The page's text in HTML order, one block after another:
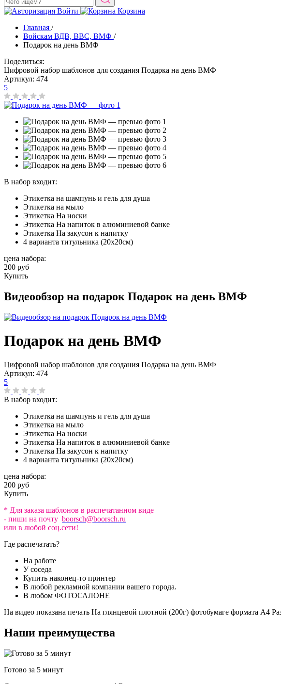
Войти
Корзина
Главная /
Войскам ВДВ, ВВС, ВМФ /
Подарок на день ВМФ
Поделиться:
Цифровой набор шаблонов для создания Подарка на день ВМФ
Артикул: 474
5
В набор входит:
Этикетка на шампунь и гель для душа
Этикетка на мыло
Этикетка На носки
Этикетка На напиток в алюминиевой банке
Этикетка На закусон к напитку
4 варианта титульника (20х20см)
цена набора:
200 руб
Купить
Видеообзор на подарок Подарок на день ВМФ
Подарок на день ВМФ
Цифровой набор шаблонов для создания Подарка на день ВМФ
Артикул: 474
5
В набор входит:
Этикетка на шампунь и гель для душа
Этикетка на мыло
Этикетка На носки
Этикетка На напиток в алюминиевой банке
Этикетка На закусон к напитку
4 варианта титульника (20х20см)
цена набора:
200 руб
Купить
* Для заказа шаблонов в распечатанном виде
- пиши на почту boorsch@boorsch.ru
или в любой соц.сети!
Где распечатать?
На работе
У соседа
Купить наконец-то принтер
В любой рекламной компании вашего города.
В любом ФОТОСАЛОНЕ
На видео показана печать На глянцевой плотной (200г) фотобумаге формата А4
Наши преимущества
Готово за 5 минут